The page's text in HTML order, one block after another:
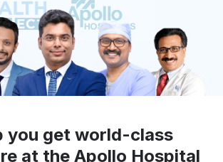
you get world-class
at the Apollo Hospital